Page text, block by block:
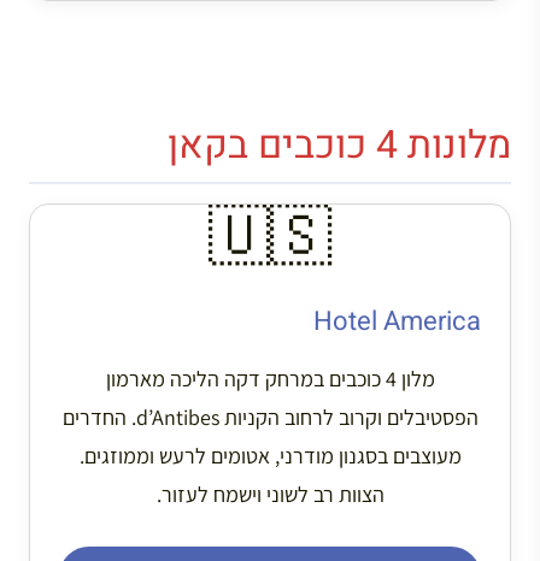
מלונות 4 כוכבים בקאן
🇺🇸
Hotel America
מלון 4 כוכבים במרחק דקה הליכה מארמון
הפסטיבלים וקרוב לרחוב הקניות d’Antibes. החדרים
מעוצבים בסגנון מודרני, אטומים לרעש וממוזגים.
הצוות רב לשוני וישמח לעזור.